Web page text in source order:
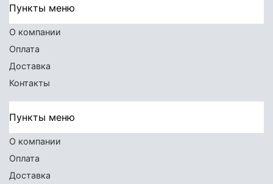
Пункты меню
О компании
Оплата
Доставка
Контакты
Пункты меню
О компании
Оплата
Доставка